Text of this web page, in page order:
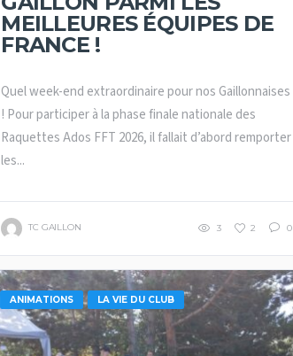
MEILLEURES ÉQUIPES DE
FRANCE !
Quel week-end extraordinaire pour nos Gaillonnaises
! Pour participer à la phase finale nationale des
Raquettes Ados FFT 2026, il fallait d’abord remporter
les...
TC GAILLON 3 2 0
ANIMATIONS LA VIE DU CLUB